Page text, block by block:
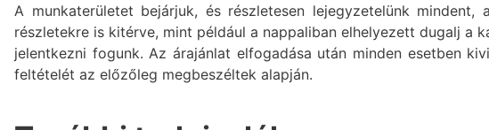
A munkaterületet bejárjuk, és részletesen lejegyzetelünk
részletekre is kitérve, mint például a nappaliban elhelyezett dugalj a
jelentkezni fogunk. Az árajánlat elfogadása után minden esetben
feltételét az előzőleg megbeszéltek alapján.